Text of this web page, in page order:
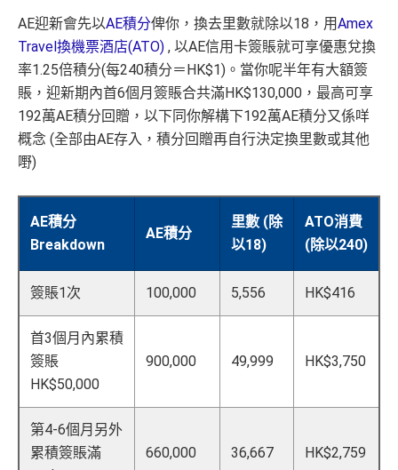
AE迎新會先以AE積分俾你，換去里數就除以18，用Amex
Travel換機票酒店(ATO) , 以AE信用卡簽賬就可享優惠兌換
率1.25倍積分(每240積分＝HK$1)。當你呢半年有大額簽
賬，迎新期內首6個月簽賬合共滿HK$130,000，最高可享
192萬AE積分回贈，以下同你解構下192萬AE積分又係咩
概念 (全部由AE存入，積分回贈再自行決定換里數或其他
嘢)
AE積分
Breakdown
AE積分
里數 (除
以18)
ATO消費
(除以240)
簽賬1次 100,000 5,556 HK$416
首3個月內累積
簽賬
HK$50,000
900,000 49,999 HK$3,750
第4-6個月另外
累積簽賬滿
660,000 36,667 HK$2,759